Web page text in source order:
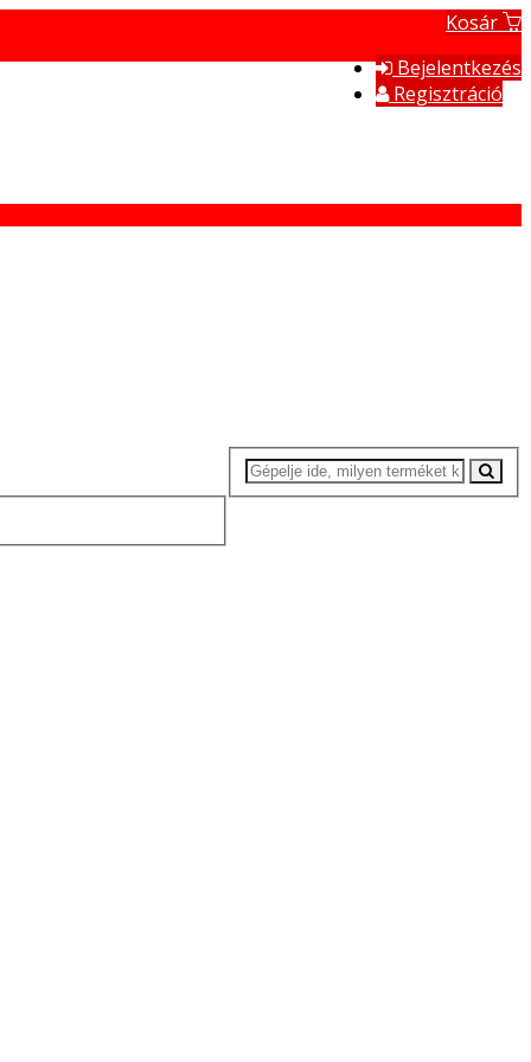
Kosár
Bejelentkezés
Regisztráció